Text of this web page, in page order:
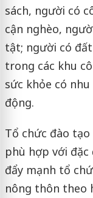
sách, người có
cận nghèo,
tật; người có
trong các khu
sức khỏe có
động.
Tổ chức đào
phù hợp với
đẩy mạnh tổ
nông thôn theo